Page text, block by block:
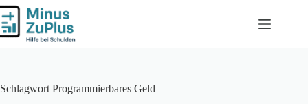
Zum
Inhalt
springen
Schlagwort Programmierbares Geld